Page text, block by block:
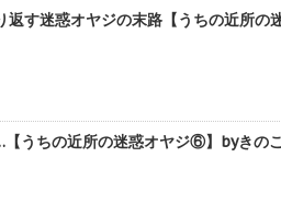
す迷惑オヤジの末路【うちの近所
うちの近所の迷惑オヤジ⑥】byきの